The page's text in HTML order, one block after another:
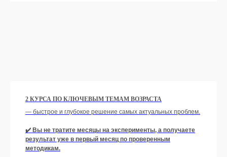
2 КУРСА ПО КЛЮЧЕВЫМ ТЕМАМ ВОЗРАСТА
— быстрое и глубокое решение самых актуальных проблем.
✔️ Вы не тратите месяцы на эксперименты, а получаете
результат уже в первый месяц по проверенным
методикам.